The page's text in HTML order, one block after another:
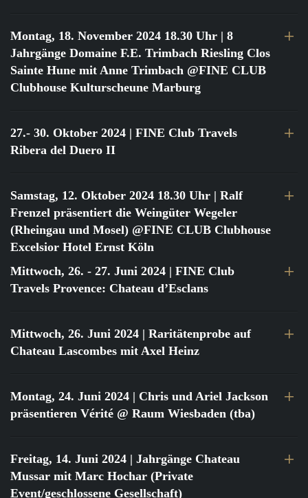
Montag, 18. November 2024 18.30 Uhr | 8
Jahrgänge Domaine F.E. Trimbach Riesling Clos
Sainte Hune mit Anne Trimbach @FINE CLUB
Clubhouse Kulturscheune Marburg
27.- 30. Oktober 2024 | FINE Club Travels
Ribera del Duero II
Samstag, 12. Oktober 2024 18.30 Uhr | Ralf
Frenzel präsentiert die Weingüter Wegeler
(Rheingau und Mosel) @FINE CLUB Clubhouse
Excelsior Hotel Ernst Köln
Mittwoch, 26. - 27. Juni 2024 | FINE Club
Travels Provence: Chateau d’Esclans
Mittwoch, 26. Juni 2024 | Raritätenprobe auf
Chateau Lascombes mit Axel Heinz
Montag, 24. Juni 2024 | Chris und Ariel Jackson
präsentieren Vérité @ Raum Wiesbaden (tba)
Freitag, 14. Juni 2024 | Jahrgänge Chateau
Mussar mit Marc Hochar (Private
Event/geschlossene Gesellschaft)